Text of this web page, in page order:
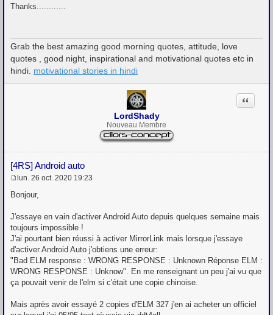
e
g
e
Thanks............
Grab the best amazing good morning quotes, attitude, love
quotes , good night, inspirational and motivational quotes etc in
hindi. motivational stories in hindi
LordShady
Nouveau Membre
[4RS] Android auto
Citation
e
a
g
e
lun. 26 oct. 2020 19:23
Bonjour,
J'essaye en vain d'activer Android Auto depuis quelques semaine mais
toujours impossible !
J'ai pourtant bien réussi à activer MirrorLink mais lorsque j'essaye
d'activer Android Auto j'obtiens une erreur:
"Bad ELM response : WRONG RESPONSE : Unknown Réponse ELM :
WRONG RESPONSE : Unknow". En me renseignant un peu j'ai vu que
ça pouvait venir de l'elm si c'était une copie chinoise.
Mais après avoir essayé 2 copies d'ELM 327 j'en ai acheter un officiel